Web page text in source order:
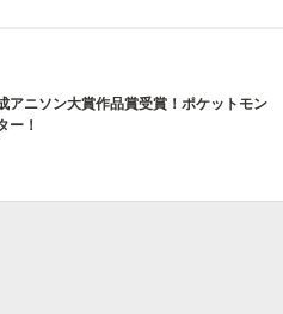
アニソン大賞作品賞受賞！ポケットモン
ー！